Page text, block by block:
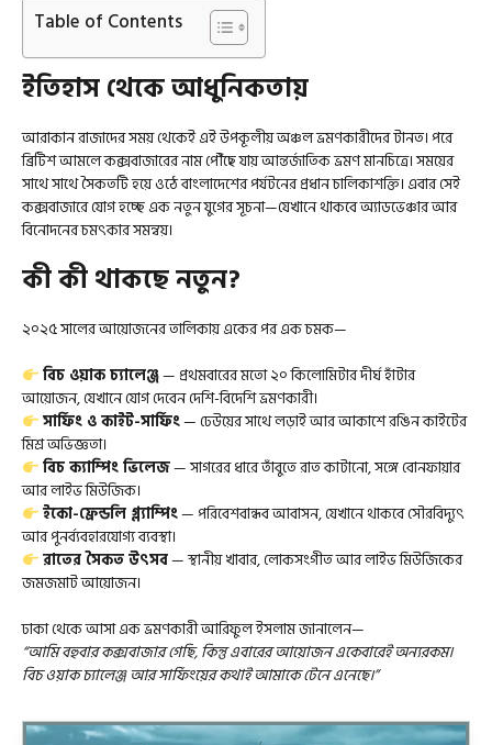
Table of Contents
ইতিহাস থেকে আধুনিকতায়
আরাকান রাজাদের সময় থেকেই এই উপকূলীয় অঞ্চল ভ্রমণকারীদের টানত। পরে
ব্রিটিশ আমলে কক্সবাজারের নাম পৌঁছে যায় আন্তর্জাতিক ভ্রমণ মানচিত্রে। সময়ের
সাথে সাথে সৈকতটি হয়ে ওঠে বাংলাদেশের পর্যটনের প্রধান চালিকাশক্তি। এবার সেই
কক্সবাজারে যোগ হচ্ছে এক নতুন যুগের সূচনা—যেখানে থাকবে অ্যাডভেঞ্চার আর
বিনোদনের চমৎকার সমন্বয়।
কী কী থাকছে নতুন?
২০২৫ সালের আয়োজনের তালিকায় একের পর এক চমক—
বিচ ওয়াক চ্যালেঞ্জ— প্রথমবারের মতো ২০ কিলোমিটার দীর্ঘ হাঁটার
আয়োজন, যেখানে যোগ দেবেন দেশি-বিদেশি ভ্রমণকারী।
সার্ফিং ও কাইট-সার্ফিং— ঢেউয়ের সাথে লড়াই আর আকাশে রঙিন কাইটের
মিশ্র অভিজ্ঞতা।
বিচ ক্যাম্পিং ভিলেজ— সাগরের ধারে তাঁবুতে রাত কাটানো, সঙ্গে বোনফায়ার
আর লাইভ মিউজিক।
ইকো-ফ্রেন্ডলি গ্ল্যাম্পিং— পরিবেশবান্ধব আবাসন, যেখানে থাকবে সৌরবিদ্যুৎ
আর পুনর্ব্যবহারযোগ্য ব্যবস্থা।
রাতের সৈকত উৎসব— স্থানীয় খাবার, লোকসংগীত আর লাইভ মিউজিকের
জমজমাট আয়োজন।
ঢাকা থেকে আসা এক ভ্রমণকারী আরিফুল ইসলাম জানালেন—
“আমি বহুবার কক্সবাজার গেছি, কিন্তু এবারের আয়োজন একেবারেই অন্যরকম।
বিচ ওয়াক চ্যালেঞ্জ আর সার্ফিংয়ের কথাই আমাকে টেনে এনেছে।”